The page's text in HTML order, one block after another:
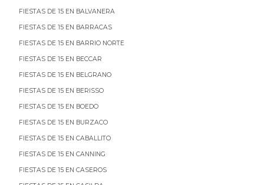
FIESTAS DE 15 EN BALVANERA
FIESTAS DE 15 EN BARRACAS
FIESTAS DE 15 EN BARRIO NORTE
FIESTAS DE 15 EN BECCAR
FIESTAS DE 15 EN BELGRANO
FIESTAS DE 15 EN BERISSO
FIESTAS DE 15 EN BOEDO
FIESTAS DE 15 EN BURZACO
FIESTAS DE 15 EN CABALLITO
FIESTAS DE 15 EN CANNING
FIESTAS DE 15 EN CASEROS